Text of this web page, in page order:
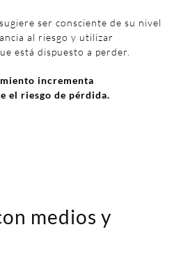
ser consciente de su nivel
al riesgo y utilizar
está dispuesto a perder.
incrementa
el riesgo de pérdida.
medios y